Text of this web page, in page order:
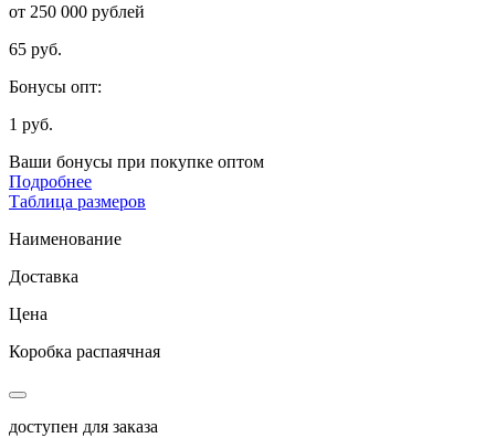
от 250 000 рублей
65 руб.
Бонусы опт:
1 руб.
Ваши бонусы при покупке оптом
Подробнее
Таблица размеров
Наименование
Доставка
Цена
Коробка распаячная
доступен для заказа